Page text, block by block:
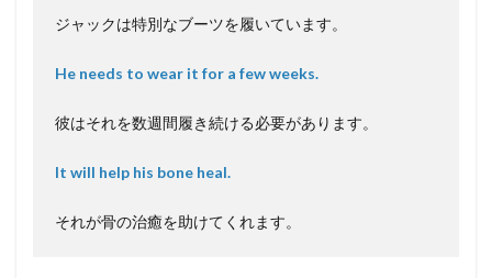
ジャックは特別なブーツを履いています。
He needs to wear it for a few weeks.
彼はそれを数週間履き続ける必要があります。
It will help his bone heal.
それが骨の治癒を助けてくれます。